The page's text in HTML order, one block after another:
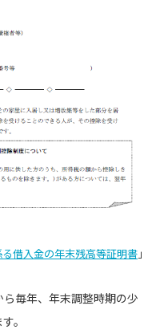
借入金の年末残高等証明書 」
毎年、年末調整時期の少
。